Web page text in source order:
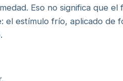
Eso no significa que el
el estímulo frío, aplicado de